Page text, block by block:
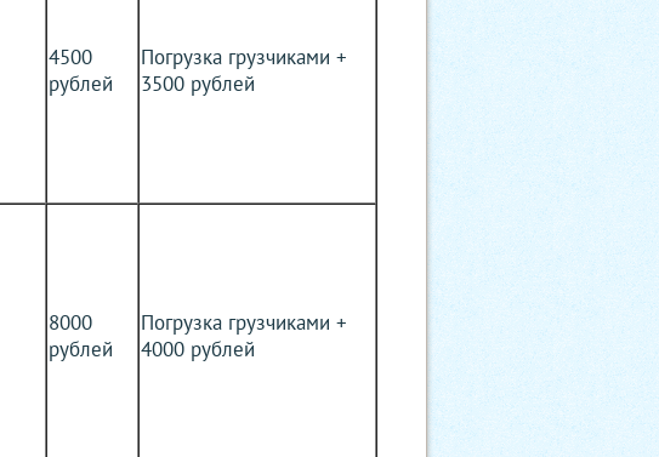
4500
рублей
Погрузка грузчиками +
3500 рублей
8000
рублей
Погрузка грузчиками +
4000 рублей